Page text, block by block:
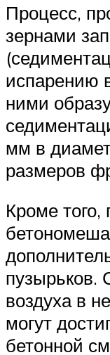
Процесс,
зернами
испарению
ними
мм в
размеров
Кроме
пузырьков.
воздуха в
могут
бетонной